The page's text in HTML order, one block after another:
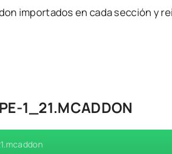
importados en cada sección y
1_21.MCADDON